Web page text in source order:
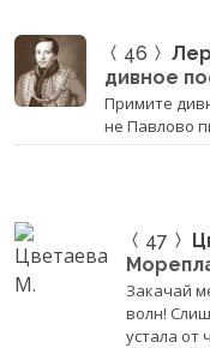
46
дивное
Примите
не Павлово
47
Закачай
волн!
устала от